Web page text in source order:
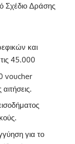
Σχέδιο Δράσης
και
45.000
voucher
για το